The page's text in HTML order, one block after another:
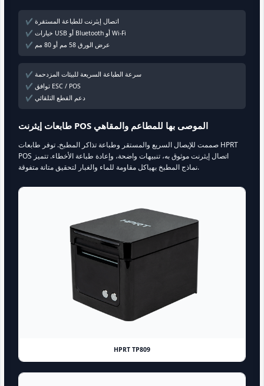
✔ اتصال إيثرنت للطباعة المستقرة
✔ خيارات USB أو Bluetooth أو Wi-Fi
✔ عرض الورق 58 مم أو 80 مم
✔ سرعة الطباعة السريعة للبيئات المزدحمة
✔ توافق ESC / POS
✔ دعم القطع التلقائي
طابعات إيثرنت POS الموصى بها للمطاعم والمقاهي
صممت للإيصال السريع والمستقر وطباعة تذاكر المطبخ. توفر طابعات HPRT
POS اتصال إيثرنت موثوق به، تنبيهات واضحة، وإعادة طباعة الأخطاء. تتميز
نماذج المطبخ بهياكل مقاومة للماء والغبار لتحقيق متانة متفوقة.
HPRT TP809